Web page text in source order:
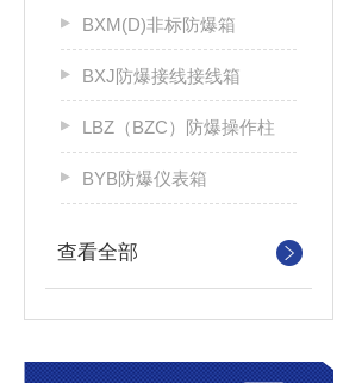
BXM(D)非标防爆箱
BXJ防爆接线接线箱
LBZ（BZC）防爆操作柱
BYB防爆仪表箱
查看全部